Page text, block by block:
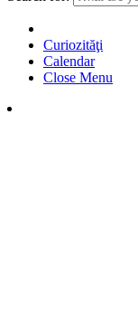
Curiozităţi
Calendar
Close Menu